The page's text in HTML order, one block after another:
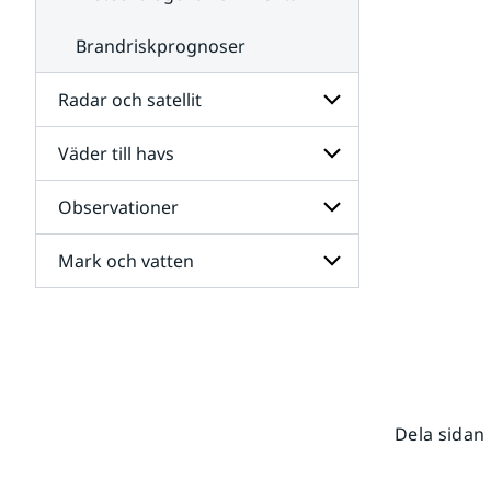
Brandriskprognoser
Radar och satellit
Undersidor
för
Radar
och
satellit
Väder till havs
Undersidor
för
Väder
till
havs
Observationer
Undersidor
för
Mark och vatten
Dela sidan